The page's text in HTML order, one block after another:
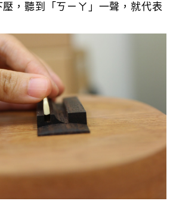
，聽到「ㄎㄧㄚ」一聲，就代表